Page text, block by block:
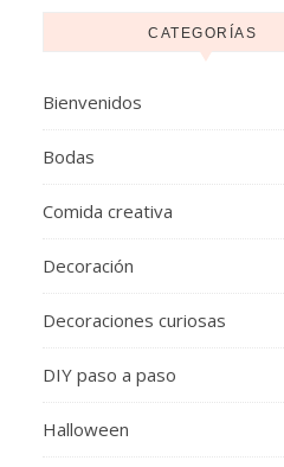
CATEGORÍAS
Bienvenidos
Bodas
Comida creativa
Decoración
Decoraciones curiosas
DIY paso a paso
Halloween